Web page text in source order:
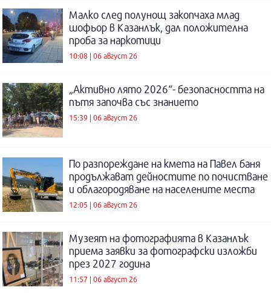
Малко след полунощ закопчаха млад
шофьор в Казанлък, дал положителна
проба за наркотици
10:08 | 06 август 26
„Активно лято 2026“- безопасността на
пътя започва със знанието
15:39 | 06 август 26
По разпореждане на кмета на Павел баня
продължават дейностите по почистване
и облагородяване на населените места
12:05 | 06 август 26
Музеят на фотографията в Казанлък
приема заявки за фотографски изложби
през 2027 година
11:57 | 06 август 26